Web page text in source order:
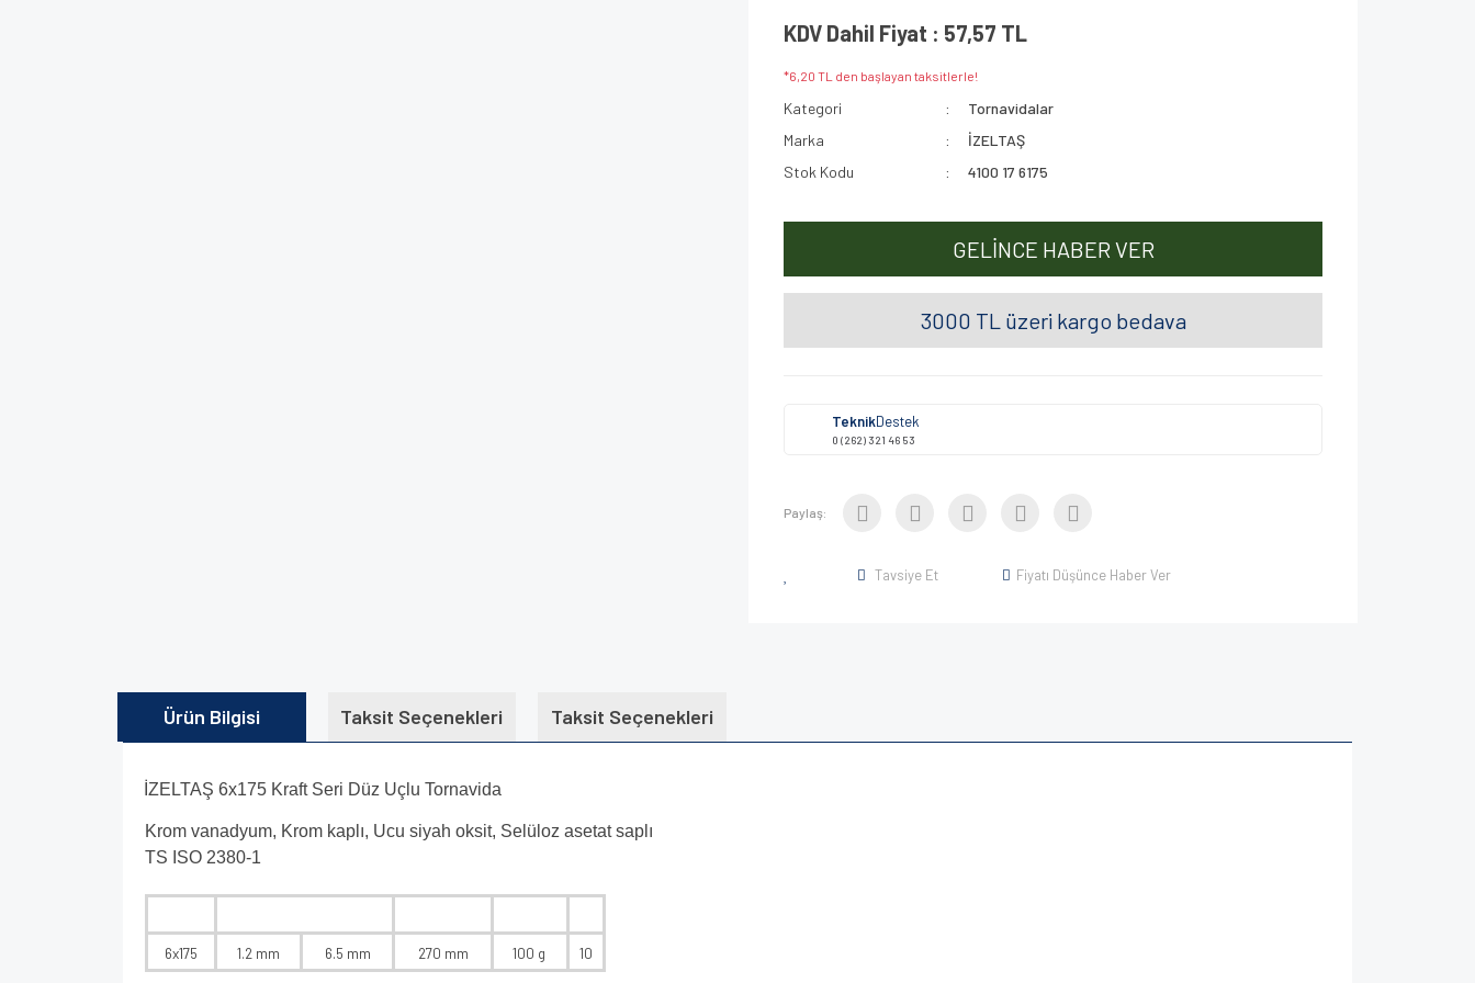
KDV Dahil Fiyat : 57,57 TL
*6,20 TL den başlayan taksitlerle!
Kategori
Tornavidalar
Marka
İZELTAŞ
Stok Kodu
4100 17 6175
GELİNCE HABER VER
3000 TL üzeri kargo bedava
TeknikDestek
0 (262) 321 46 53
Paylaş:
Tavsiye Et Fiyatı Düşünce Haber Ver
Ürün Bilgisi Taksit Seçenekleri Taksit Seçenekleri
İZELTAŞ 6x175 Kraft Seri Düz Uçlu Tornavida
Krom vanadyum, Krom kaplı, Ucu siyah oksit, Selüloz asetat saplı
TS ISO 2380-1
6x175 1.2 mm 6.5 mm 270 mm 100 g 10